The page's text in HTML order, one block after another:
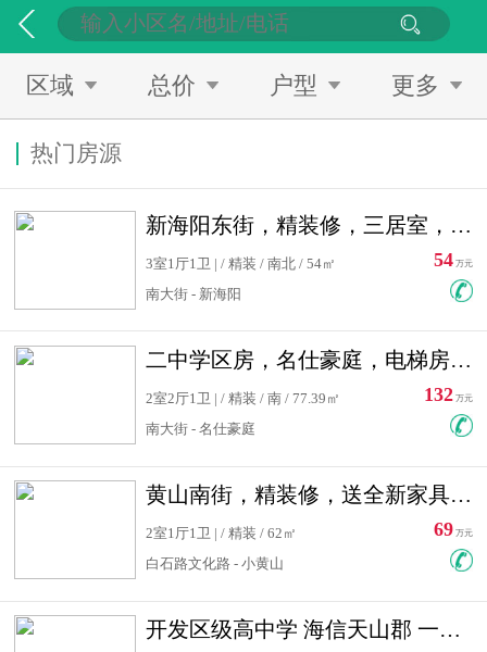
区域 总价 户型 更多
热门房源
新海阳东街，精装修，三居室，南北通透，拎包入住，单价低
3室1厅1卫 | / 精装 / 南北 / 54㎡
南大街 - 新海阳
54 万元
二中学区房，名仕豪庭，电梯房，双南卧室，单价低，急售
2室2厅1卫 | / 精装 / 南 / 77.39㎡
南大街 - 名仕豪庭
132 万元
黄山南街，精装修，送全新家具，看房有钥匙，实用面积大
2室1厅1卫 | / 精装 / 62㎡
白石路文化路 - 小黄山
69 万元
开发区级高中学 海信天山郡 一手合同没有税！ 送车位